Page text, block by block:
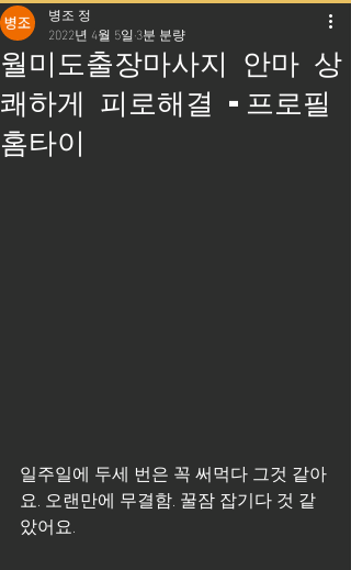
월미도출장마사지 안마 상
쾌하게 피로해결 -프로필
홈타이
병조 정
2022년 4월 5일3분 분량
일주일에 두세 번은 꼭 써먹다 그것 같아
요. 오랜만에 무결함. 꿀잠 잡기다 것 같
았어요.